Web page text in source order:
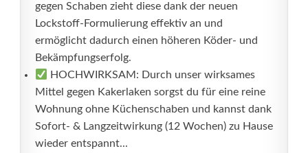
gegen Schaben zieht diese dank der neuen
Lockstoff-Formulierung effektiv an und
ermöglicht dadurch einen höheren Köder- und
Bekämpfungserfolg.
HOCHWIRKSAM: Durch unser wirksames
Mittel gegen Kakerlaken sorgst du für eine reine
Wohnung ohne Küchenschaben und kannst dank
Sofort- & Langzeitwirkung (12 Wochen) zu Hause
wieder entspannt...